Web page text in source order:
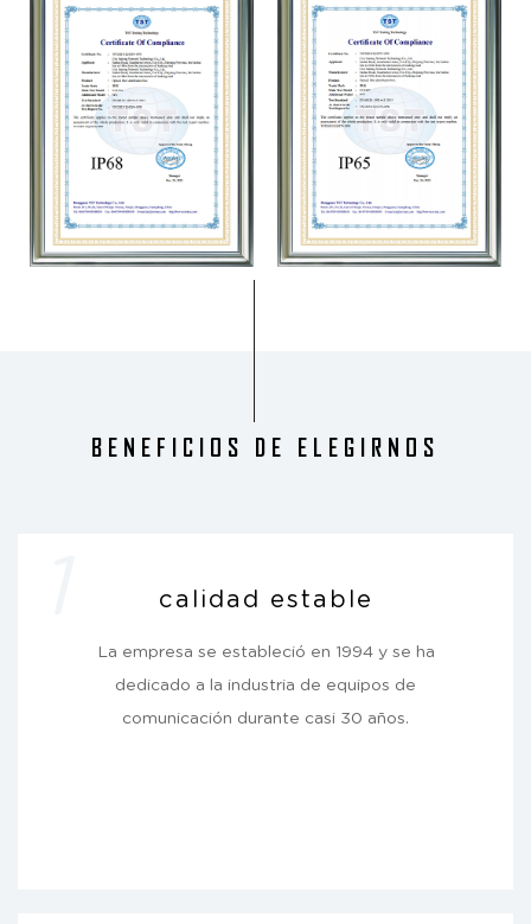
BENEFICIOS DE ELEGIRNOS
calidad estable
La empresa se estableció en 1994 y se ha
dedicado a la industria de equipos de
comunicación durante casi 30 años.